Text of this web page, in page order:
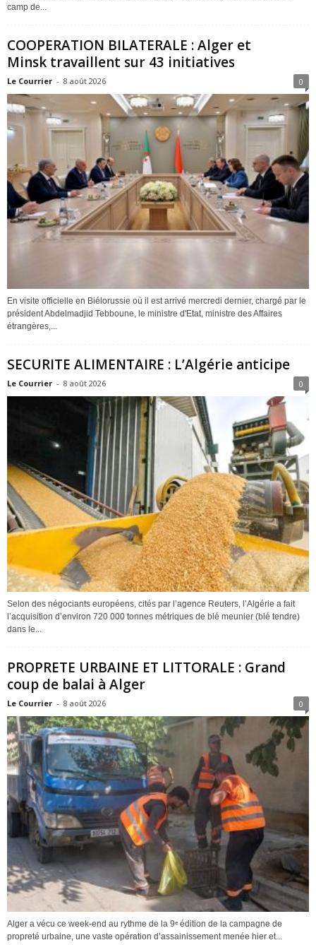
camp de...
COOPERATION BILATERALE : Alger et
Minsk travaillent sur 43 initiatives
Le Courrier - 8 août 2026 0
En visite officielle en Biélorussie où il est arrivé mercredi dernier, chargé par le
président Abdelmadjid Tebboune, le ministre d'Etat, ministre des Affaires
étrangères,...
SECURITE ALIMENTAIRE : L’Algérie anticipe
Le Courrier - 8 août 2026 0
Selon des négociants européens, cités par l’agence Reuters, l’Algérie a fait
l’acquisition d’environ 720 000 tonnes métriques de blé meunier (blé tendre)
dans le...
PROPRETE URBAINE ET LITTORALE : Grand
coup de balai à Alger
Le Courrier - 8 août 2026 0
Alger a vécu ce week-end au rythme de la 9ᵉ édition de la campagne de
propreté urbaine, une vaste opération d’assainissement menée hier et...